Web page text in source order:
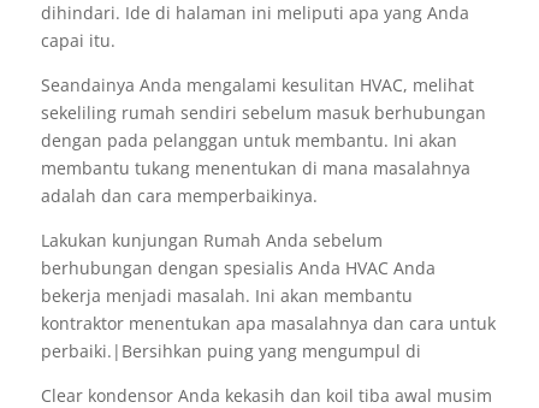
dihindari. Ide di halaman ini meliputi apa yang Anda
capai itu.
Seandainya Anda mengalami kesulitan HVAC, melihat
sekeliling rumah sendiri sebelum masuk berhubungan
dengan pada pelanggan untuk membantu. Ini akan
membantu tukang menentukan di mana masalahnya
adalah dan cara memperbaikinya.
Lakukan kunjungan Rumah Anda sebelum
berhubungan dengan spesialis Anda HVAC Anda
bekerja menjadi masalah. Ini akan membantu
kontraktor menentukan apa masalahnya dan cara untuk
perbaiki.|Bersihkan puing yang mengumpul di
Clear kondensor Anda kekasih dan koil tiba awal musim